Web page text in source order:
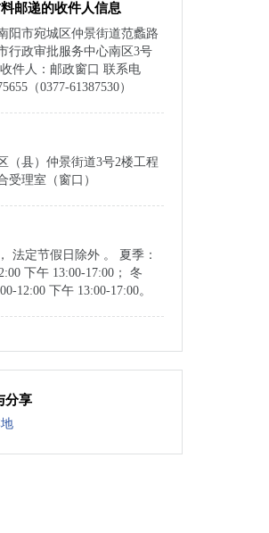
邮递的收件人信息
阳市宛城区仲景街道范蠡路
行政审批服务中心南区3号
件人：邮政窗口 联系电
（0377-61387530）
（县）仲景街道3号2楼工程
受理室（窗口）
法定节假日除外 。 夏季：
下午 13:00-17:00； 冬
12:00 下午 13:00-17:00。
分享